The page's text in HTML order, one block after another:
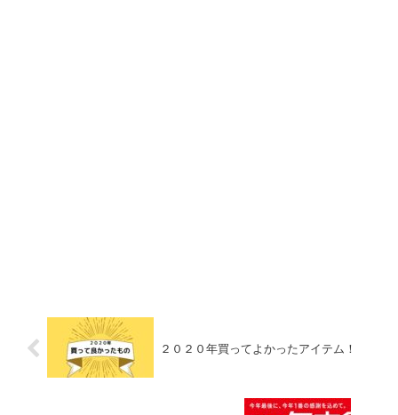
２０２０年買ってよかったアイテム！